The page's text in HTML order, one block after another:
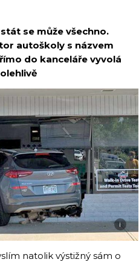
se může všechno.
autoškoly s názvem
do kanceláře vyvolá
i
natolik výstižný sám o